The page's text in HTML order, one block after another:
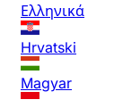
Ελληνικά
Hrvatski
Magyar